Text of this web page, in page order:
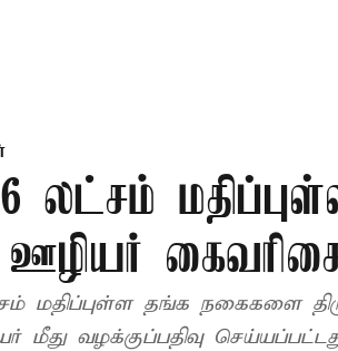
லட்சம்
மதிப்புள்ள தங்க நகைகளை
வழக்குப்பதிவு